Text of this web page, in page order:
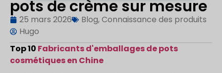
pots de crème sur mesure
25 mars 2026 Blog,Connaissance des produits
Hugo
Top 10 Fabricants d'emballages de pots
cosmétiques en Chine